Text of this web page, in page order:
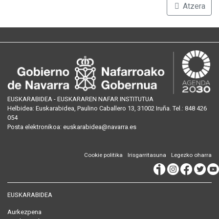
Atzera
EUSKARABIDEA - EUSKARAREN NAFAR INSTITUTUA
Helbidea: Euskarabidea, Paulino Caballero 13, 31002 Iruña. Tel.: 848 426
054
Posta elektronikoa: euskarabidea@navarra.es
Legezko oharra
Irisgarritasuna
Cookie politika
EUSKARABIDEA
Aurkezpena